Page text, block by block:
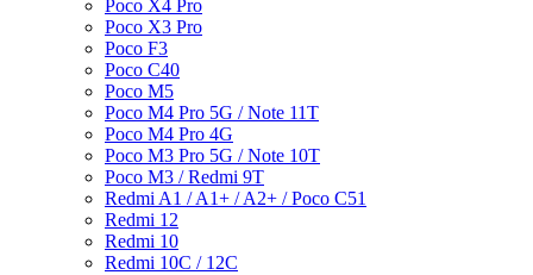
Poco X4 Pro
Poco X3 Pro
Poco F3
Poco C40
Poco M5
Poco M4 Pro 5G / Note 11T
Poco M4 Pro 4G
Poco M3 Pro 5G / Note 10T
Poco M3 / Redmi 9T
Redmi A1 / A1+ / A2+ / Poco C51
Redmi 12
Redmi 10
Redmi 10C / 12C